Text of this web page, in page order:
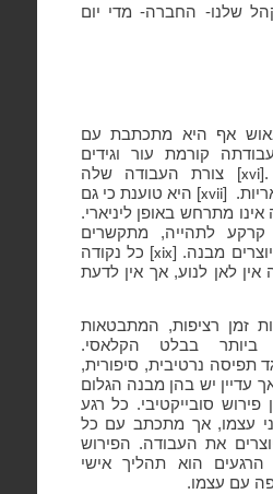
שלנו- החברה- מדי יום
אף היא מתכתבת עם
קורמת עור וגידים
.[
xvi] צורת העבודה שלה
[
xvii] היא טוענת כי גם
מתרחש באופן ליניארי.
קרקע לתהייה, מתקשרים
מבנה. [xix] כל נקודה
לאן לנוע, אך אין לדעת
זמן רציפות, המתבטאות
ביותר בבלט הקלאסי.
תפיסה נרטיבית, סיפורית,
עדיין יש בהן מבנה הגלום
פירוש סובייקטיבי. כל רגע
עצמו, אך מתכתב עם כל
את העבודה. הפירוש
הוא תהליך אישי
עם עצמו.